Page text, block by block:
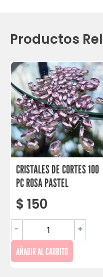
Productos
CRISTALES DE CORTES 100
PC ROSA PASTEL
$ 150
- +
AÑADIR AL CARRITO